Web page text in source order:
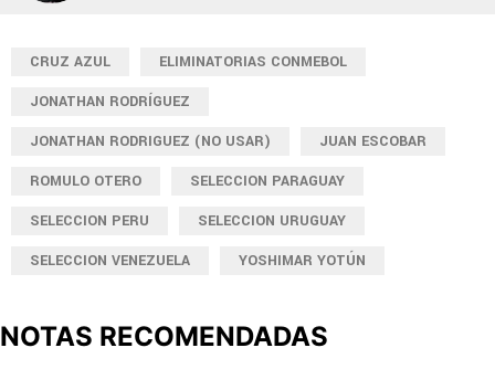
CRUZ AZUL
ELIMINATORIAS CONMEBOL
JONATHAN RODRÍGUEZ
JONATHAN RODRIGUEZ (NO USAR)
JUAN ESCOBAR
ROMULO OTERO
SELECCION PARAGUAY
SELECCION PERU
SELECCION URUGUAY
SELECCION VENEZUELA
YOSHIMAR YOTÚN
NOTAS RECOMENDADAS